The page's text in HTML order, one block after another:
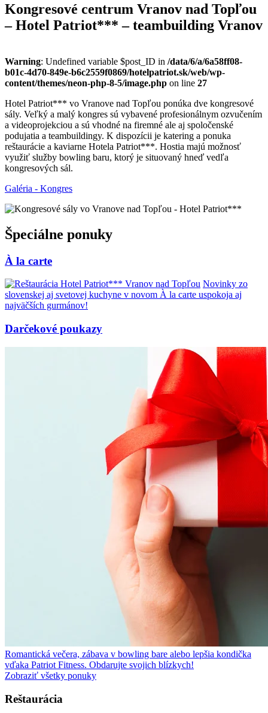
Kongresové centrum Vranov nad Topľou
– Hotel Patriot*** – teambuilding Vranov
Warning: Undefined variable $post_ID in /data/6/a/6a58ff08-
b01c-4d70-849e-b6c2559f0869/hotelpatriot.sk/web/wp-
content/themes/neon-php-8-5/image.php on line 27
Hotel Patriot*** vo Vranove nad Topľou ponúka dve kongresové
sály. Veľký a malý kongres sú vybavené profesionálnym ozvučením
a videoprojekciou a sú vhodné na firemné ale aj spoločenské
podujatia a teambuildingy. K dispozícii je katering a ponuka
reštaurácie a kaviarne Hotela Patriot***. Hostia majú možnosť
využiť služby bowling baru, ktorý je situovaný hneď vedľa
kongresových sál.
Galéria - Kongres
Špeciálne ponuky
À la carte
Novinky zo
slovenskej aj svetovej kuchyne v novom À la carte uspokoja aj
najväčších gurmánov!
Darčekové poukazy
Romantická večera, zábava v bowling bare alebo lepšia kondička
vďaka Patriot Fitness. Obdarujte svojich blízkych!
Zobraziť všetky ponuky
Reštaurácia